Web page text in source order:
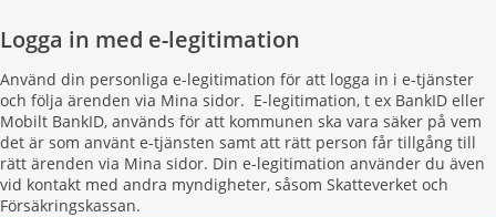
Logga in med e-legitimation
Använd din personliga e-legitimation för att logga in i e-tjänster
och följa ärenden via Mina sidor. E-legitimation, t ex BankID eller
Mobilt BankID, används för att kommunen ska vara säker på vem
det är som använt e-tjänsten samt att rätt person får tillgång till
rätt ärenden via Mina sidor. Din e-legitimation använder du även
vid kontakt med andra myndigheter, såsom Skatteverket och
Försäkringskassan.